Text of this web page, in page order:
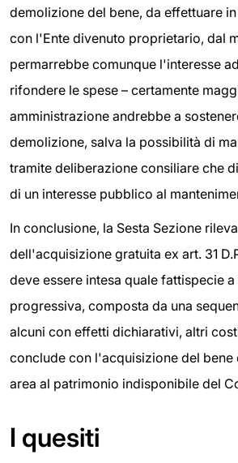
demolizione del bene, da effettuare
con l'Ente divenuto proprietario, dal
permarrebbe comunque l'interesse
rifondere le spese – certamente
amministrazione andrebbe a
demolizione, salva la possibilità di
tramite deliberazione consiliare che
di un interesse pubblico al
In conclusione, la Sesta Sezione
dell'acquisizione gratuita ex art. 31
deve essere intesa quale fattispecie
progressiva, composta da una
alcuni con effetti dichiarativi, altri
conclude con l'acquisizione del bene
area al patrimonio indisponibile del
I quesiti